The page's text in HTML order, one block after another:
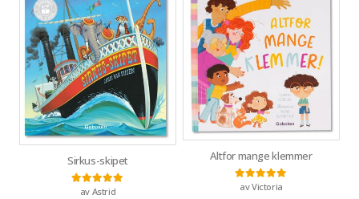
Sirkus-skipet
Vurdert5
av Astrid
Altfor mange klemmer
Vurdert5av 5
av Victoria